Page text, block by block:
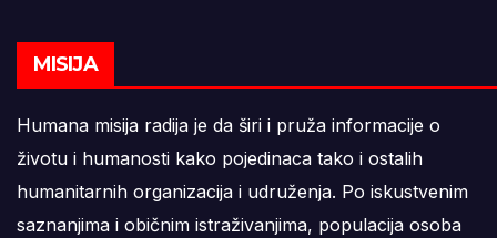
MISIJA
Humana misija radija je da širi i pruža informacije o
životu i humanosti kako pojedinaca tako i ostalih
humanitarnih organizacija i udruženja. Po iskustvenim
saznanjima i običnim istraživanjima, populacija osoba